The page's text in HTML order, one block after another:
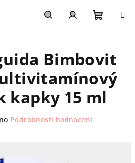
košík
Bimbovit
kapky 15 ml
Podrobnosti hodnocení